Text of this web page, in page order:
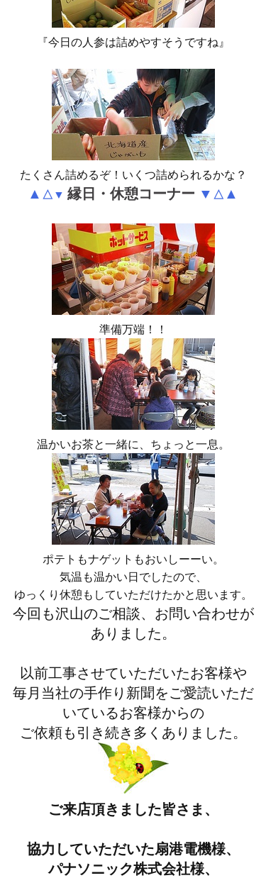
『今日の人参は詰めやすそうですね』
たくさん詰めるぞ！いくつ詰められるかな？
▲ △ ▼ 縁日・休憩コーナー ▼ △ ▲
準備万端！！
温かいお茶と一緒に、ちょっと一息。
ポテトもナゲットもおいしーーい。
気温も温かい日でしたので、
ゆっくり休憩もしていただけたかと思います。
今回も沢山のご相談、お問い合わせが
ありました。
以前工事させていただいたお客様や
毎月当社の手作り新聞をご愛読いただ
いているお客様からの
ご依頼も引き続き多くありました。
ご来店頂きました皆さま、
協力していただいた扇港電機様、
パナソニック株式会社様、